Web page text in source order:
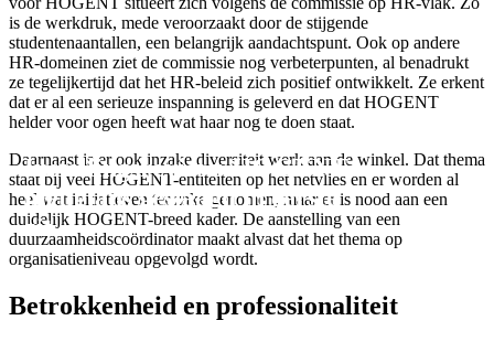
Instellingsreview: HOGENT
met glans geslaagd in eerste
zit.
is de werkdruk, mede veroorzaakt door de stijgende
studentenaantallen, een belangrijk aandachtspunt. Ook op andere
HR-domeinen ziet de commissie nog verbeterpunten, al benadrukt
ze tegelijkertijd dat het HR-beleid zich positief ontwikkelt. Ze erkent
dat er al een serieuze inspanning is geleverd en dat HOGENT
helder voor ogen heeft wat haar nog te doen staat.
Daarnaast is er ook inzake diversiteit werk aan de winkel. Dat thema
staat bij veel HOGENT-entiteiten op het netvlies en er worden al
heel wat initiatieven ter zake genomen, maar er is nood aan een
duidelijk HOGENT-breed kader. De aanstelling van een
duurzaamheidscoördinator maakt alvast dat het thema op
organisatieniveau opgevolgd wordt.
Betrokkenheid en professionaliteit